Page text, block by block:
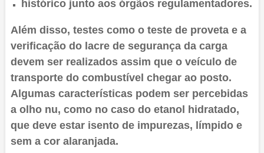
histórico junto aos órgãos regulamentadores.
Além disso, testes como o teste de proveta e a
verificação do lacre de segurança da carga
devem ser realizados assim que o veículo de
transporte do combustível chegar ao posto.
Algumas características podem ser percebidas
a olho nu, como no caso do etanol hidratado,
que deve estar isento de impurezas, límpido e
sem a cor alaranjada.